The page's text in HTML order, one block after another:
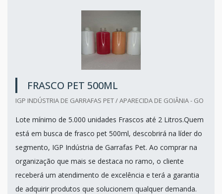
FRASCO PET 500ML
IGP INDÚSTRIA DE GARRAFAS PET / APARECIDA DE GOIÂNIA - GO
Lote mínimo de 5.000 unidades Frascos até 2 Litros.Quem
está em busca de frasco pet 500ml, descobrirá na líder do
segmento, IGP Indústria de Garrafas Pet. Ao comprar na
organização que mais se destaca no ramo, o cliente
receberá um atendimento de excelência e terá a garantia
de adquirir produtos que solucionem qualquer demanda.